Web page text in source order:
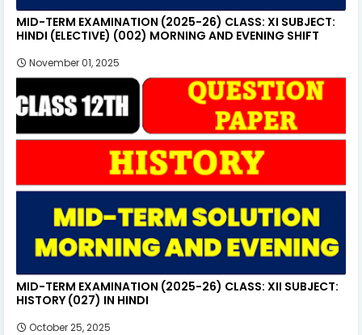
MID-TERM EXAMINATION (2025-26) CLASS: XI SUBJECT:
HINDI (ELECTIVE) (002) MORNING AND EVENING SHIFT
November 01, 2025
MID-TERM EXAMINATION (2025-26) CLASS: XII SUBJECT:
HISTORY (027) IN HINDI
October 25, 2025